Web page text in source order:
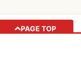
PAGE TOP